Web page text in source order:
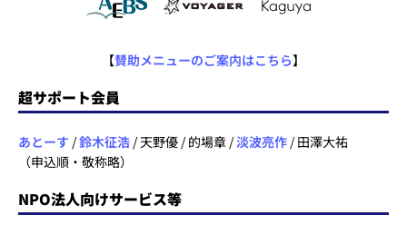
【賛助メニューのご案内はこちら】
超サポート会員
あとーす /鈴木征浩 / 天野優 / 的場章 /淡波亮作 / 田澤大祐
（申込順・敬称略）
NPO法人向けサービス等